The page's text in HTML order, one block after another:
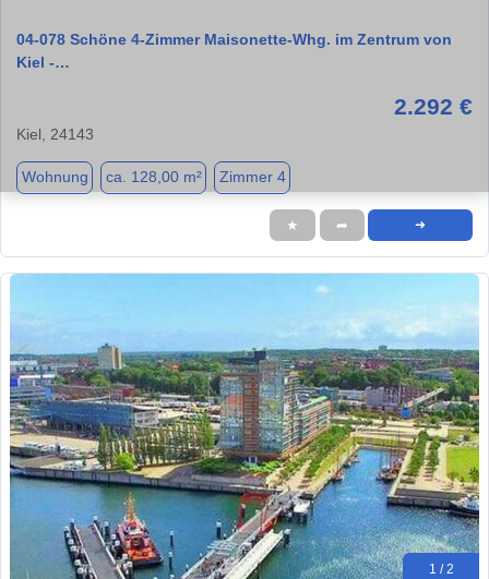
04-078 Schöne 4-Zimmer Maisonette-Whg. im Zentrum von
Kiel -…
2.292 €
Kiel, 24143
Wohnung ca. 128,00 m² Zimmer 4
★ ➦ ➜
1 / 2